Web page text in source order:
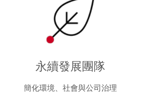
永續發展團隊
簡化環境、社會與公司治理